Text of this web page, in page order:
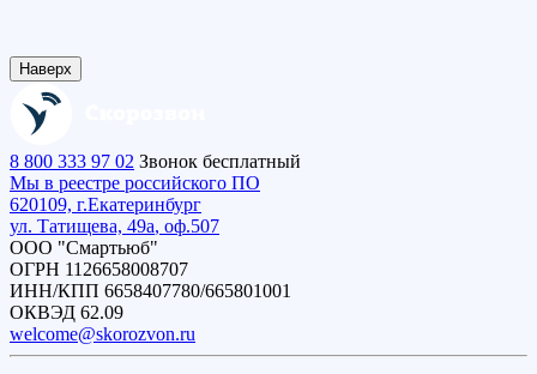
Наверх
8 800 333 97 02 Звонок бесплатный
Мы в реестре российского ПО
620109, г.Екатеринбург
ул. Татищева, 49а, оф.507
ООО "Смартьюб"
ОГРН 1126658008707
ИНН/КПП 6658407780/665801001
ОКВЭД 62.09
welcome@skorozvon.ru